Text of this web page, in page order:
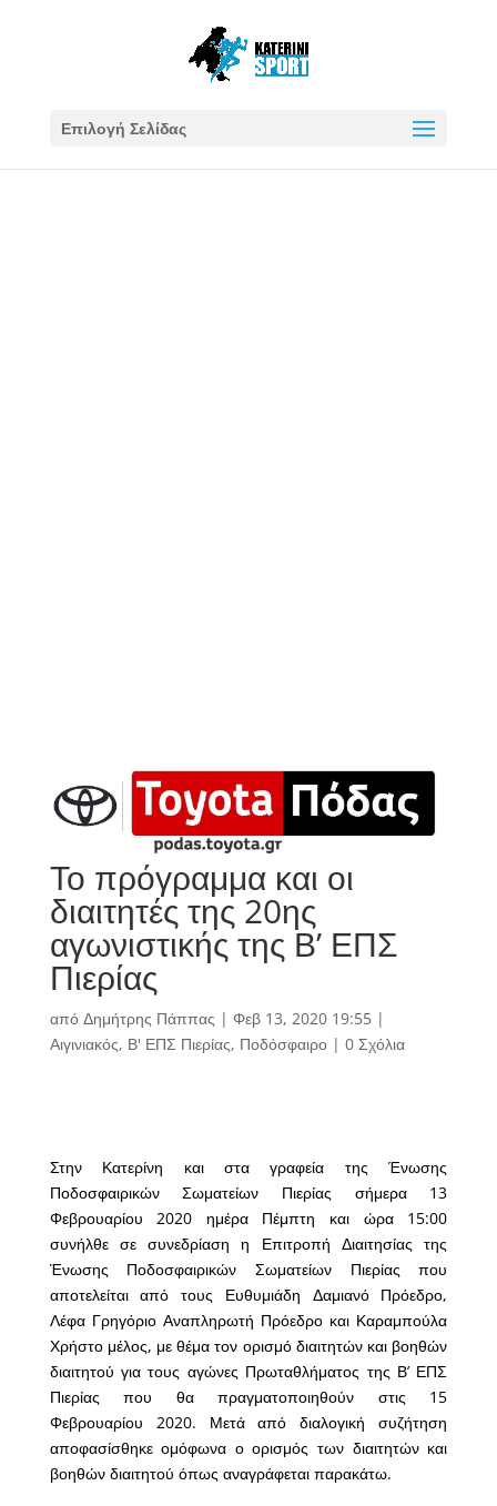
Επιλογή Σελίδας
Το πρόγραμμα και οι
διαιτητές της 20ης
αγωνιστικής της Β’ ΕΠΣ
Πιερίας
από Δημήτρης Πάππας | Φεβ 13, 2020 19:55|
Αιγινιακός, Β' ΕΠΣ Πιερίας, Ποδόσφαιρο| 0 Σχόλια
Στην Κατερίνη και στα γραφεία της Ένωσης
Ποδοσφαιρικών Σωματείων Πιερίας σήμερα 13
Φεβρουαρίου 2020 ημέρα Πέμπτη και ώρα 15:00
συνήλθε σε συνεδρίαση η Επιτροπή Διαιτησίας της
Ένωσης Ποδοσφαιρικών Σωματείων Πιερίας που
αποτελείται από τους Ευθυμιάδη Δαμιανό Πρόεδρο,
Λέφα Γρηγόριο Αναπληρωτή Πρόεδρο και Καραμπούλα
Χρήστο μέλος, με θέμα τον ορισμό διαιτητών και βοηθών
διαιτητού για τους αγώνες Πρωταθλήματος της Β’ ΕΠΣ
Πιερίας που θα πραγματοποιηθούν στις 15
Φεβρουαρίου 2020. Μετά από διαλογική συζήτηση
αποφασίσθηκε ομόφωνα ο ορισμός των διαιτητών και
βοηθών διαιτητού όπως αναγράφεται παρακάτω.